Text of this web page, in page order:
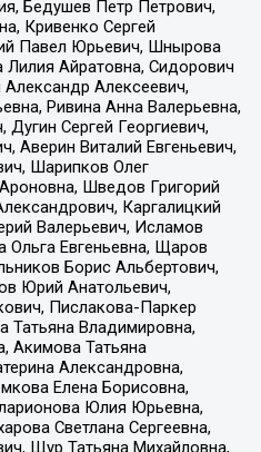
Бедушев Петр Петрович,
Кривенко Сергей
Павел Юрьевич, Шнырова
Айратовна, Сидорович
Алексеевич,
Ривина Анна Валерьевна,
Сергей Георгиевич,
Аверин Виталий Евгеньевич,
Шарипков Олег
Шведов Григорий
Каргалицкий
Валерьевич, Исламов
Ольга Евгеньевна, Щаров
Борис Альбертович,
Юрий Анатольевич,
Пислакова-Паркер
Татьяна Владимировна,
Акимова Татьяна
Александровна,
Елена Борисовна,
Юлия Юрьевна,
Светлана Сергеевна,
Щур Татьяна Михайловна,